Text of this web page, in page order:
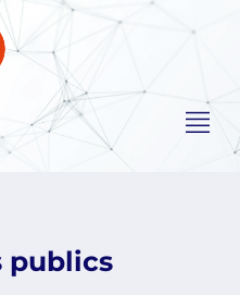
publics